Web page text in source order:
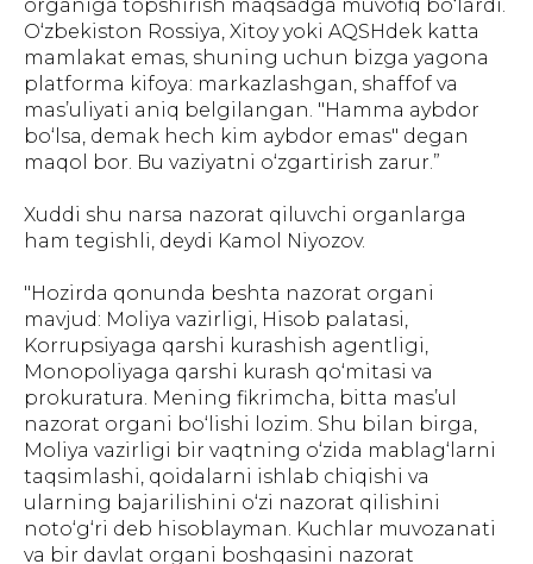
organiga topshirish maqsadga muvofiq bo‘lardi.
O‘zbekiston Rossiya, Xitoy yoki AQSHdek katta
mamlakat emas, shuning uchun bizga yagona
platforma kifoya: markazlashgan, shaffof va
mas’uliyati aniq belgilangan. "Hamma aybdor
bo‘lsa, demak hech kim aybdor emas" degan
maqol bor. Bu vaziyatni o‘zgartirish zarur.”
Xuddi shu narsa nazorat qiluvchi organlarga
ham tegishli, deydi Kamol Niyozov.
"Hozirda qonunda beshta nazorat organi
mavjud: Moliya vazirligi, Hisob palatasi,
Korrupsiyaga qarshi kurashish agentligi,
Monopoliyaga qarshi kurash qo‘mitasi va
prokuratura. Mening fikrimcha, bitta mas’ul
nazorat organi bo‘lishi lozim. Shu bilan birga,
Moliya vazirligi bir vaqtning o‘zida mablag‘larni
taqsimlashi, qoidalarni ishlab chiqishi va
ularning bajarilishini o‘zi nazorat qilishini
noto‘g‘ri deb hisoblayman. Kuchlar muvozanati
va bir davlat organi boshqasini nazorat